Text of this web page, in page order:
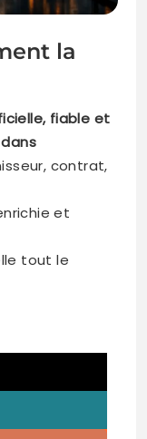
la
fiable et
contrat,
et
tout le